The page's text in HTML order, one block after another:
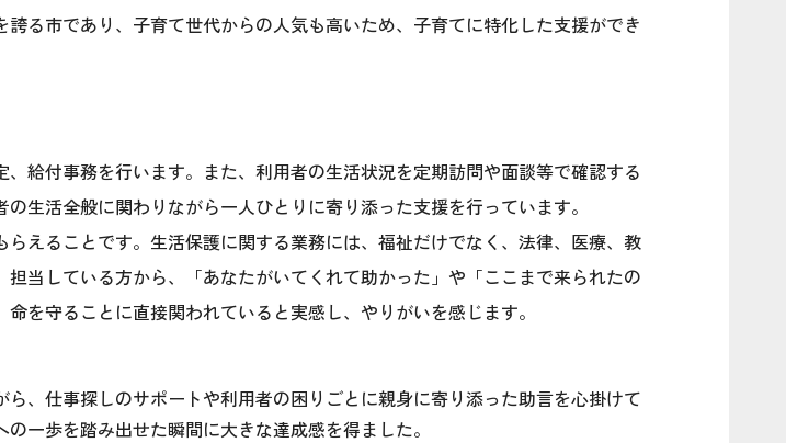
る市であり、子育て世代からの人気も高いため、子育てに特化した支援ができ
給付事務を行います。また、利用者の生活状況を定期訪問や面談等で確認する
生活全般に関わりながら一人ひとりに寄り添った支援を行っています。
えることです。生活保護に関する業務には、福祉だけでなく、法律、医療、教
当している方から、「あなたがいてくれて助かった」や「ここまで来られたの
を守ることに直接関われていると実感し、やりがいを感じます。
、仕事探しのサポートや利用者の困りごとに親身に寄り添った助言を心掛けて
一歩を踏み出せた瞬間に大きな達成感を得ました。